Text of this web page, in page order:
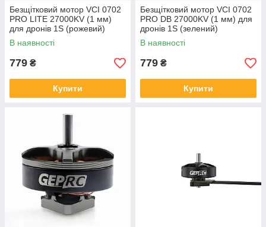
Безщітковий мотор VCI 0702
PRO LITE 27000KV (1 мм)
для дронів 1S (рожевий)
В наявності
779 ₴
Купити
Безщітковий мотор VCI 0702
PRO DB 27000KV (1 мм) для
дронів 1S (зелений)
В наявності
779 ₴
Купити